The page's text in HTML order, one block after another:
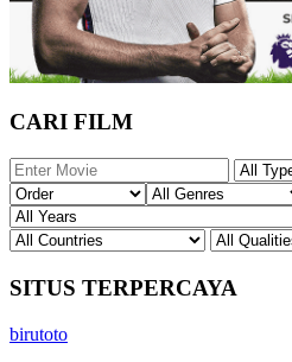
CARI FILM
SITUS TERPERCAYA
birutoto